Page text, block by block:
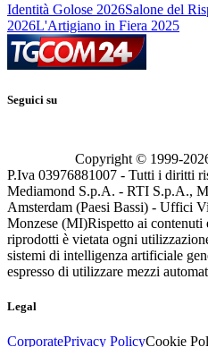
Identità Golose 2026Salone del
2026L'Artigiano in Fiera 2025
Seguici su
Copyright © 1999-
P.Iva 03976881007 - Tutti i diritti
Mediamond S.p.A. - RTI S.p.A.,
Amsterdam (Paesi Bassi) - Uffici
Monzese (MI)Rispetto ai contenuti
riprodotti è vietata ogni
sistemi di intelligenza artificiale
espresso di utilizzare mezzi
Legal
CorporatePrivacy PolicyCookie